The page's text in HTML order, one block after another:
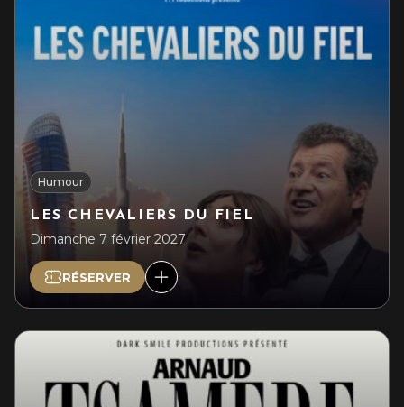
Humour
LES CHEVALIERS DU FIEL
Dimanche 7 février 2027
RÉSERVER